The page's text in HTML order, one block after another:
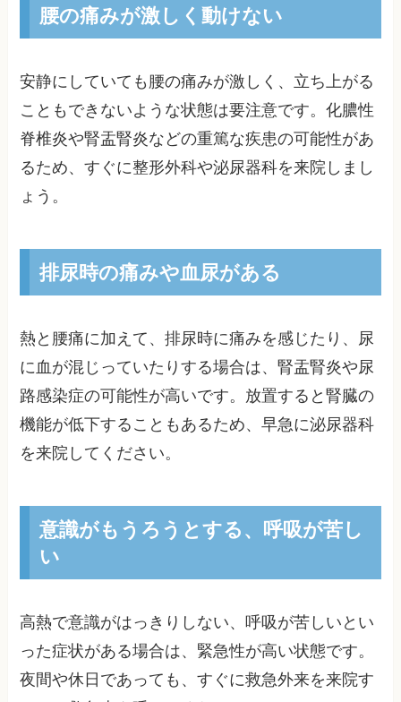
腰の痛みが激しく動けない
安静にしていても腰の痛みが激しく、立ち上がる
こともできないような状態は要注意です。化膿性
脊椎炎や腎盂腎炎などの重篤な疾患の可能性があ
るため、すぐに整形外科や泌尿器科を来院しまし
ょう。
排尿時の痛みや血尿がある
熱と腰痛に加えて、排尿時に痛みを感じたり、尿
に血が混じっていたりする場合は、腎盂腎炎や尿
路感染症の可能性が高いです。放置すると腎臓の
機能が低下することもあるため、早急に泌尿器科
を来院してください。
意識がもうろうとする、呼吸が苦し
い
高熱で意識がはっきりしない、呼吸が苦しいとい
った症状がある場合は、緊急性が高い状態です。
夜間や休日であっても、すぐに救急外来を来院す